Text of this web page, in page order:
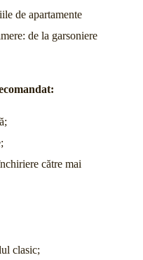
de apartamente
de la garsoniere
către mai
clasic;